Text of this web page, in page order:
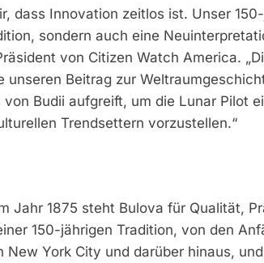
dass Innovation zeitlos ist. Unser
sondern auch eine
von Citizen Watch America.
unseren Beitrag zur
Budii aufgreift, um die Lunar Pilot
Trendsettern vorzustellen.“
Jahr 1875 steht Bulova für Qualität,
150-jährigen Tradition, von den
New York City und darüber hinaus,